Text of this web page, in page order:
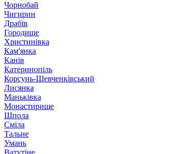
Чорнобай
Чигирин
Драбів
Городище
Христинівка
Кам'янка
Канів
Катеринопіль
Корсунь-Шевченківський
Лисянка
Маньківка
Монастирище
Шпола
Сміла
Тальне
Умань
Ватутіне